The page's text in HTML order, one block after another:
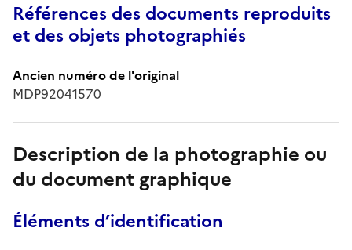
Références des documents reproduits
et des objets photographiés
Ancien numéro de l'original
MDP92041570
Description de la photographie ou
du document graphique
Éléments d’identification